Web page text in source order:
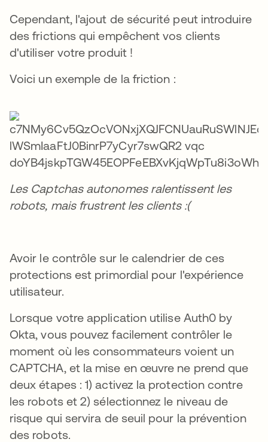
Cependant, l'ajout de sécurité peut introduire
des frictions qui empêchent vos clients
d'utiliser votre produit !
Voici un exemple de la friction :
Les Captchas autonomes ralentissent les
robots, mais frustrent les clients :(
Avoir le contrôle sur le calendrier de ces
protections est primordial pour l'expérience
utilisateur.
Lorsque votre application utilise Auth0 by
Okta, vous pouvez facilement contrôler le
moment où les consommateurs voient un
CAPTCHA, et la mise en œuvre ne prend que
deux étapes : 1) activez la protection contre
les robots et 2) sélectionnez le niveau de
risque qui servira de seuil pour la prévention
des robots.